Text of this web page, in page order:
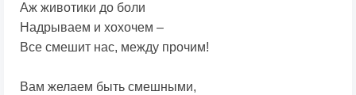
Аж животики до боли
Надрываем и хохочем –
Все смешит нас, между прочим!
Вам желаем быть смешными,